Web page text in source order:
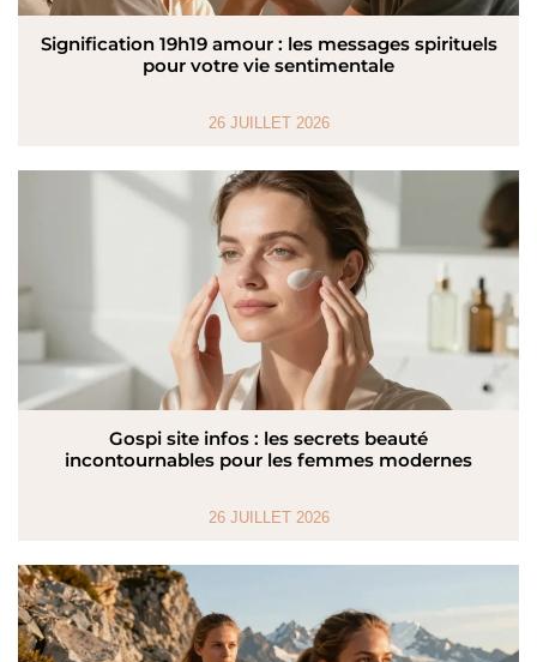
Signification 19h19 amour : les messages spirituels
pour votre vie sentimentale
26 JUILLET 2026
Gospi site infos : les secrets beauté
incontournables pour les femmes modernes
26 JUILLET 2026